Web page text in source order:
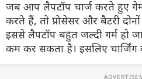
जब आप लैपटॉप चार्ज करते हुए
करते हैं, तो प्रोसेसर और बैटरी
इससे लैपटॉप बहुत जल्दी गर्म हो
कम कर सकता है। इसलिए चार्जिंग